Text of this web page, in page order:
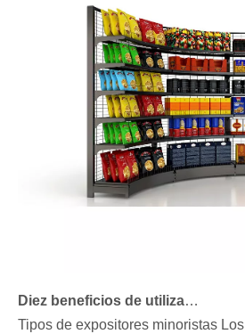
Diez beneficios de utilizar expositores minoristas para su negocio
Tipos de expositores minoristas Los